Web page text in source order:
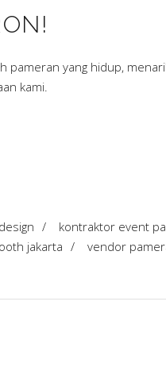
yang hidup,
kami.
/ kontraktor event
jakarta / vendor